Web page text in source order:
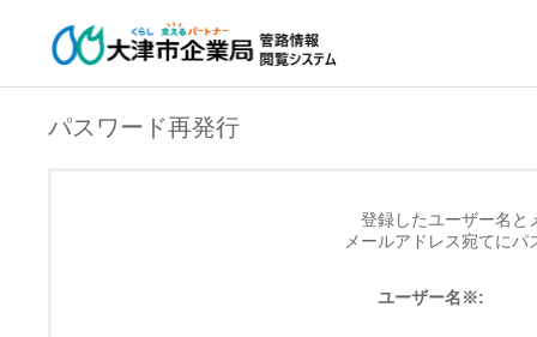
パスワード再発行
登録したユーザー名と
メールアドレス宛てに
ユーザー名※: